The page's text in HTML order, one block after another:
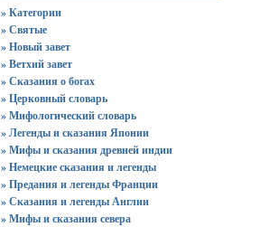
» Категории
» Святые
» Новый завет
» Ветхий завет
» Сказания о богах
» Церковный словарь
» Мифологический словарь
» Легенды и сказания Японии
» Мифы и сказания древней индии
» Немецкие сказания и легенды
» Предания и легенды Франции
» Сказания и легенды Англии
» Мифы и сказания севера